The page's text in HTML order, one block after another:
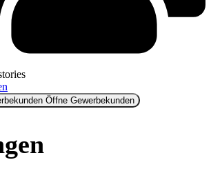
Öffne Gewerbekunden